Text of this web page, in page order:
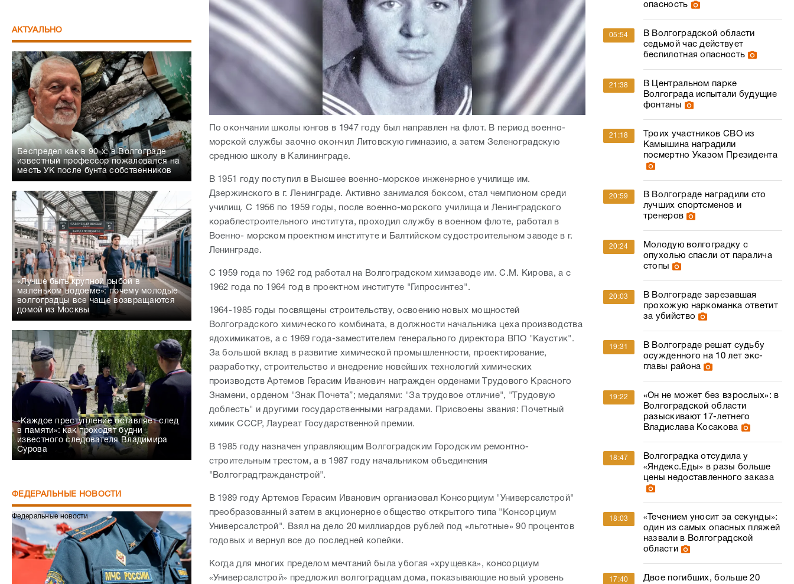
АКТУАЛЬНО
Беспредел как в 90-х: в Волгограде
известный профессор пожаловался на
месть УК после бунта собственников
«Лучше быть крупной рыбой в
маленьком водоеме»: почему молодые
волгоградцы все чаще возвращаются
домой из Москвы
«Каждое преступление оставляет след
в памяти»: как проходят будни
известного следователя Владимира
Сурова
ФЕДЕРАЛЬНЫЕ НОВОСТИ
Федеральные новости
По окончании школы юнгов в 1947 году был направлен на флот. В период военно-
морской службы заочно окончил Литовскую гимназию, а затем Зеленоградскую
среднюю школу в Калининграде.
В 1951 году поступил в Высшее военно-морское инженерное училище им.
Дзержинского в г. Ленинграде. Активно занимался боксом, стал чемпионом среди
училищ. С 1956 по 1959 годы, после военно-морского училища и Ленинградского
кораблестроительного института, проходил службу в военном флоте, работал в
Военно- морском проектном институте и Балтийском судостроительном заводе в г.
Ленинграде.
С 1959 года по 1962 год работал на Волгоградском химзаводе им. С.М. Кирова, а с
1962 года по 1964 год в проектном институте "Гипросинтез".
1964-1985 годы посвящены строительству, освоению новых мощностей
Волгоградского химического комбината, в должности начальника цеха производства
ядохимикатов, а с 1969 года-заместителем генерального директора ВПО "Каустик".
За большой вклад в развитие химической промышленности, проектирование,
разработку, строительство и внедрение новейших технологий химических
производств Артемов Герасим Иванович награжден орденами Трудового Красного
Знамени, орденом "Знак Почета”; медалями: "За трудовое отличие", "Трудовую
доблесть" и другими государственными наградами. Присвоены звания: Почетный
химик СССР, Лауреат Государственной премии.
В 1985 году назначен управляющим Волгоградским Городским ремонтно-
строительным трестом, а в 1987 году начальником объединения
"Волгоградгражданстрой".
В 1989 году Артемов Герасим Иванович организовал Консорциум "Универсалстрой"
преобразованный затем в акционерное общество открытого типа "Консорциум
Универсалстрой". Взял на дело 20 миллиардов рублей под «льготные» 90 процентов
годовых и вернул все до последней копейки.
Когда для многих пределом мечтаний была убогая «хрущевка», консорциум
«Универсалстрой» предложил волгоградцам дома, показывающие новый уровень
опасность
05:54
В Волгоградской области
седьмой час действует
беспилотная опасность
21:38
В Центральном парке
Волгограда испытали будущие
фонтаны
21:18
Троих участников СВО из
Камышина наградили
посмертно Указом Президента
20:59
В Волгограде наградили сто
лучших спортсменов и
тренеров
20:24
Молодую волгоградку с
опухолью спасли от паралича
стопы
20:03
В Волгограде зарезавшая
прохожую наркоманка ответит
за убийство
19:31
В Волгограде решат судьбу
осужденного на 10 лет экс-
главы района
19:22
«Он не может без взрослых»: в
Волгоградской области
разыскивают 17-летнего
Владислава Косакова
18:47
Волгоградка отсудила у
«Яндекс.Еды» в разы больше
цены недоставленного заказа
18:03
«Течением уносит за секунды»:
один из самых опасных пляжей
назвали в Волгоградской
области
17:40
Двое погибших, больше 20